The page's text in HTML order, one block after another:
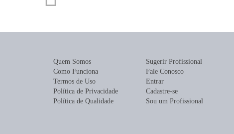
Quem Somos
Como Funciona
Termos de Uso
Política de Privacidade
Política de Qualidade
Sugerir Profissional
Fale Conosco
Entrar
Cadastre-se
Sou um Profissional